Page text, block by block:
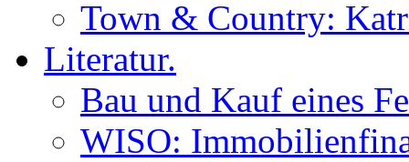
Town & Country:
Literatur.
Bau und Kauf eines
WISO: